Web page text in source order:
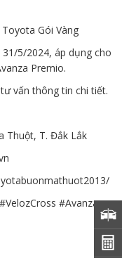
Gói Vàng
5/2024, áp dụng cho
Premio.
vấn thông tin chi tiết.
Thuột, T. Đắk Lắk
#VelozCross #Avanza